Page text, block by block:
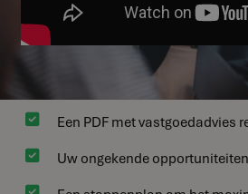
 Een PDF met vastgoedadvies
 Uw ongekende